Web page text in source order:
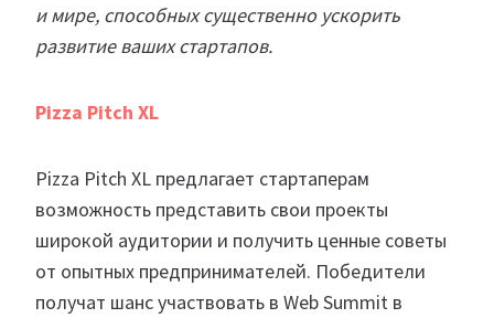
и мире, способных существенно ускорить
развитие ваших стартапов.
Pizza Pitch XL
Pizza Pitch XL предлагает стартаперам
возможность представить свои проекты
широкой аудитории и получить ценные советы
от опытных предпринимателей. Победители
получат шанс участвовать в Web Summit в